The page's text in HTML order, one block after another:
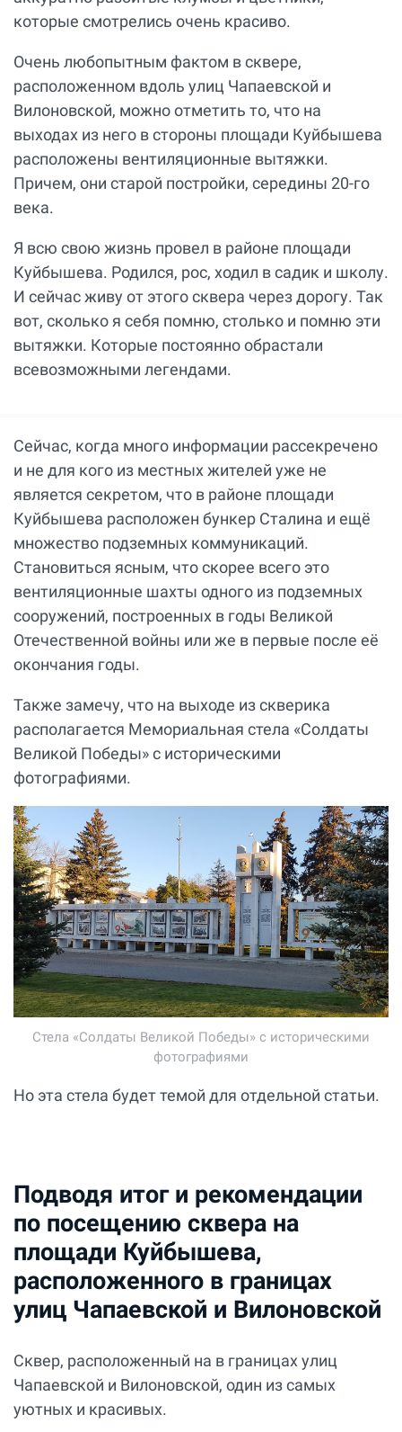
которые смотрелись очень красиво.
Очень любопытным фактом в сквере,
расположенном вдоль улиц Чапаевской и
Вилоновской, можно отметить то, что на
выходах из него в стороны площади Куйбышева
расположены вентиляционные вытяжки.
Причем, они старой постройки, середины 20-го
века.
Я всю свою жизнь провел в районе площади
Куйбышева. Родился, рос, ходил в садик и школу.
И сейчас живу от этого сквера через дорогу. Так
вот, сколько я себя помню, столько и помню эти
вытяжки. Которые постоянно обрастали
всевозможными легендами.
Сейчас, когда много информации рассекречено
и не для кого из местных жителей уже не
является секретом, что в районе площади
Куйбышева расположен бункер Сталина и ещё
множество подземных коммуникаций.
Становиться ясным, что скорее всего это
вентиляционные шахты одного из подземных
сооружений, построенных в годы Великой
Отечественной войны или же в первые после её
окончания годы.
Также замечу, что на выходе из скверика
располагается Мемориальная стела «Солдаты
Великой Победы» с историческими
фотографиями.
Стела «Солдаты Великой Победы» с историческими
фотографиями
Но эта стела будет темой для отдельной статьи.
Подводя итог и рекомендации
по посещению сквера на
площади Куйбышева,
расположенного в границах
улиц Чапаевской и Вилоновской
Сквер, расположенный на в границах улиц
Чапаевской и Вилоновской, один из самых
уютных и красивых.